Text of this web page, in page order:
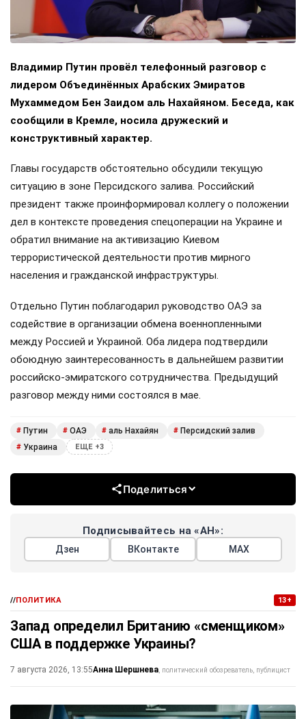
Владимир Путин провёл телефонный разговор с
лидером Объединённых Арабских Эмиратов
Мухаммедом Бен Заидом аль Нахайяном. Беседа, как
сообщили в Кремле, носила дружеский и
конструктивный характер.
Главы государств обстоятельно обсудили текущую
ситуацию в зоне Персидского залива. Российский
президент также проинформировал коллегу о положении
дел в контексте проведения спецоперации на Украине и
обратил внимание на активизацию Киевом
террористической деятельности против мирного
населения и гражданской инфраструктуры.
Отдельно Путин поблагодарил руководство ОАЭ за
содействие в организации обмена военнопленными
между Россией и Украиной. Оба лидера подтвердили
обоюдную заинтересованность в дальнейшем развитии
российско-эмиратского сотрудничества. Предыдущий
разговор между ними состоялся в мае.
# Путин # ОАЭ # аль Нахайян # Персидский залив
# Украина ЕЩЕ +3
Поделиться
Подписывайтесь на «АН»:
Дзен ВКонтакте МАХ
//ПОЛИТИКА 13+
Запад определил Британию «сменщиком»
США в поддержке Украины?
7 августа 2026, 13:55Анна Шершнева политический обозреватель, публицист